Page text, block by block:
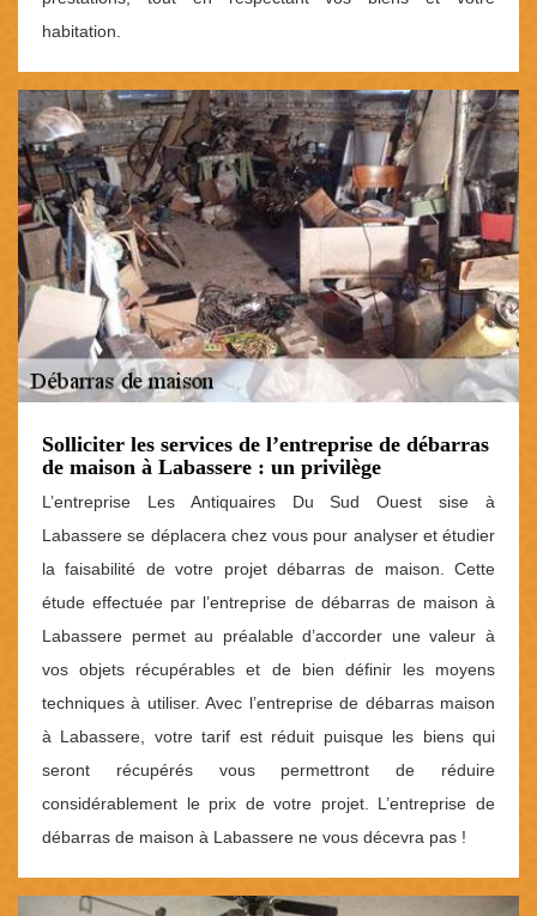
habitation.
Solliciter les services de l’entreprise de débarras
de maison à Labassere : un privilège
L’entreprise Les Antiquaires Du Sud Ouest sise à
Labassere se déplacera chez vous pour analyser et étudier
la faisabilité de votre projet débarras de maison. Cette
étude effectuée par l’entreprise de débarras de maison à
Labassere permet au préalable d’accorder une valeur à
vos objets récupérables et de bien définir les moyens
techniques à utiliser. Avec l’entreprise de débarras maison
à Labassere, votre tarif est réduit puisque les biens qui
seront récupérés vous permettront de réduire
considérablement le prix de votre projet. L’entreprise de
débarras de maison à Labassere ne vous décevra pas !